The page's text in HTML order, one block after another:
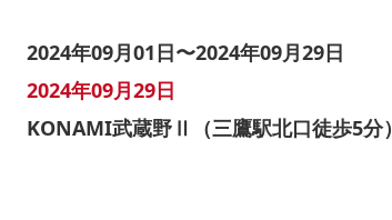
年09月01日〜2024年09月29日
2024年09月29日
武蔵野Ⅱ（三鷹駅北口徒歩5分）